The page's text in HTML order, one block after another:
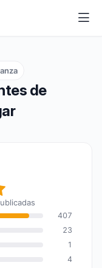
de
global: 9,6
407
23
1
4